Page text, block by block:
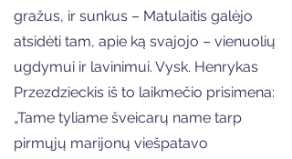
gražus, ir sunkus – Matulaitis galėjo
atsidėti tam, apie ką svajojo – vienuolių
ugdymui ir lavinimui. Vysk. Henrykas
Przezdzieckis iš to laikmečio prisimena:
„Tame tyliame šveicarų name tarp
pirmųjų marijonų viešpatavo